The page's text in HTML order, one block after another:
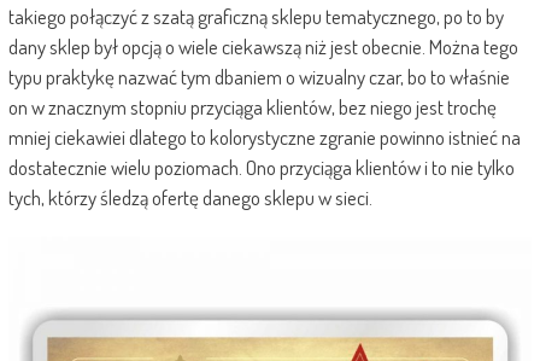
takiego połączyć z szatą graficzną sklepu tematycznego, po to by
dany sklep był opcją o wiele ciekawszą niż jest obecnie. Można tego
typu praktykę nazwać tym dbaniem o wizualny czar, bo to właśnie
on w znacznym stopniu przyciąga klientów, bez niego jest trochę
mniej ciekawiei dlatego to kolorystyczne zgranie powinno istnieć na
dostatecznie wielu poziomach. Ono przyciąga klientów i to nie tylko
tych, którzy śledzą ofertę danego sklepu w sieci.